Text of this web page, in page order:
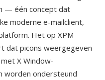
— één concept dat
moderne e-mailclient,
Het op XPM
dat picons weergegeven
X Window-
worden ondersteund